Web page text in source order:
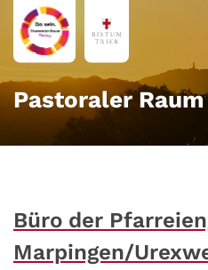
Zum Inhalt springen
Pastoraler
Büro der
Marpingen/